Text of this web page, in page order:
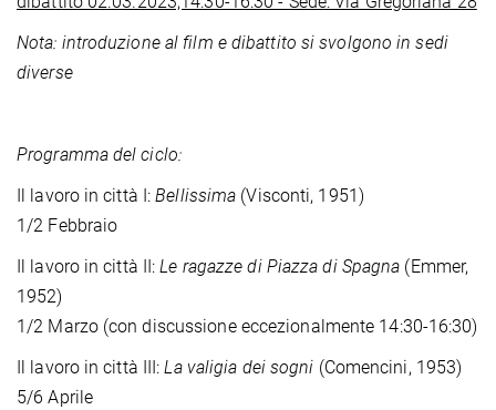
Nota: introduzione al film e dibattito si svolgono in sedi
diverse
Programma del ciclo:
Il lavoro in città I: Bellissima (Visconti, 1951)
1/2 Febbraio
Il lavoro in città II: Le ragazze di Piazza di Spagna (Emmer,
1952)
1/2 Marzo (con discussione eccezionalmente 14:30-16:30)
Il lavoro in città III: La valigia dei sogni (Comencini, 1953)
5/6 Aprile